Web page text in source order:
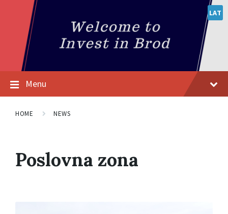
LAT
Menu
HOME NEWS
Poslovna zona